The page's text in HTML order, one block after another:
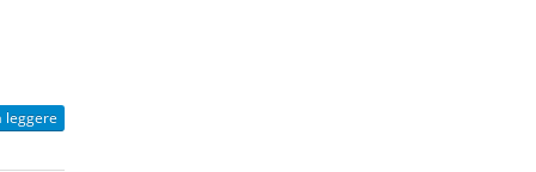
leggere